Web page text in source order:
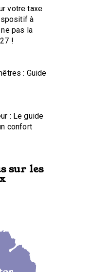
votre taxe
à
pas la
!
: Guide
: Le guide
confort
sur les